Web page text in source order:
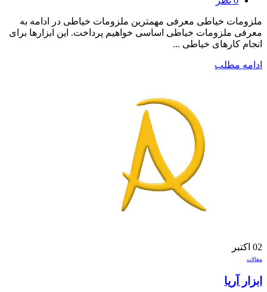
ملزومات خیاطی معرفی مهمترین ملزومات خیاطی در ادامه به
معرفی ملزومات خیاطی اساسی خواهیم پرداخت. این ابزارها برای
انجام کارهای خیاطی ...
ادامه مطلب
02 اکتبر
مقالات
ابزار آریا